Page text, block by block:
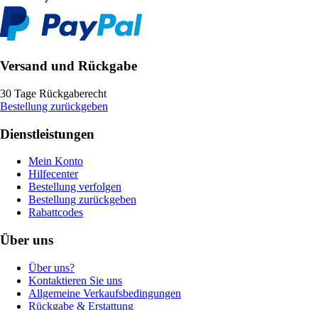
Versand und Rückgabe
30 Tage Rückgaberecht
Bestellung zurückgeben
Dienstleistungen
Mein Konto
Hilfecenter
Bestellung verfolgen
Bestellung zurückgeben
Rabattcodes
Über uns
Über uns?
Kontaktieren Sie uns
Allgemeine Verkaufsbedingungen
Rückgabe & Erstattung